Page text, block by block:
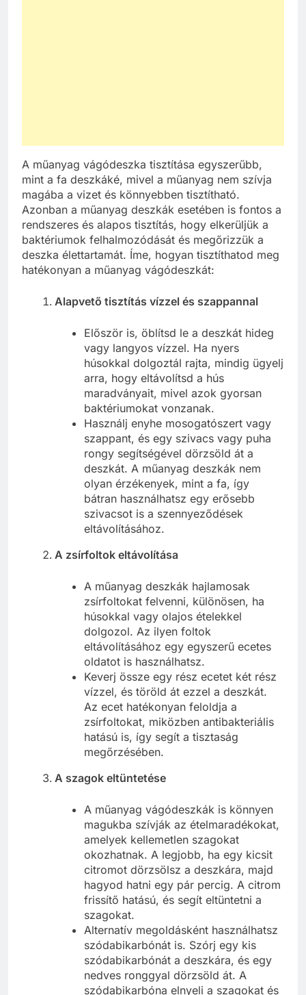
A műanyag vágódeszka tisztítása egyszerűbb,
mint a fa deszkáké, mivel a műanyag nem szívja
magába a vizet és könnyebben tisztítható.
Azonban a műanyag deszkák esetében is fontos a
rendszeres és alapos tisztítás, hogy elkerüljük a
baktériumok felhalmozódását és megőrizzük a
deszka élettartamát. Íme, hogyan tisztíthatod meg
hatékonyan a műanyag vágódeszkát:
Alapvető tisztítás vízzel és szappannal
Először is, öblítsd le a deszkát hideg
vagy langyos vízzel. Ha nyers
húsokkal dolgoztál rajta, mindig ügyelj
arra, hogy eltávolítsd a hús
maradványait, mivel azok gyorsan
baktériumokat vonzanak.
Használj enyhe mosogatószert vagy
szappant, és egy szivacs vagy puha
rongy segítségével dörzsöld át a
deszkát. A műanyag deszkák nem
olyan érzékenyek, mint a fa, így
bátran használhatsz egy erősebb
szivacsot is a szennyeződések
eltávolításához.
A zsírfoltok eltávolítása
A műanyag deszkák hajlamosak
zsírfoltokat felvenni, különösen, ha
húsokkal vagy olajos ételekkel
dolgozol. Az ilyen foltok
eltávolításához egy egyszerű ecetes
oldatot is használhatsz.
Keverj össze egy rész ecetet két rész
vízzel, és töröld át ezzel a deszkát.
Az ecet hatékonyan feloldja a
zsírfoltokat, miközben antibakteriális
hatású is, így segít a tisztaság
megőrzésében.
A szagok eltüntetése
A műanyag vágódeszkák is könnyen
magukba szívják az ételmaradékokat,
amelyek kellemetlen szagokat
okozhatnak. A legjobb, ha egy kicsit
citromot dörzsölsz a deszkára, majd
hagyod hatni egy pár percig. A citrom
frissítő hatású, és segít eltüntetni a
szagokat.
Alternatív megoldásként használhatsz
szódabikarbónát is. Szórj egy kis
szódabikarbónát a deszkára, és egy
nedves ronggyal dörzsöld át. A
szódabikarbóna elnyeli a szagokat és